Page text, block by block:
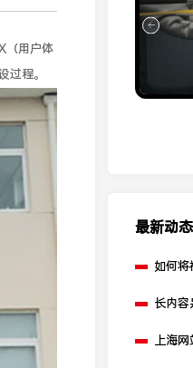
（用户体
过程。
樽坊
最新动态
如何
长内
上海